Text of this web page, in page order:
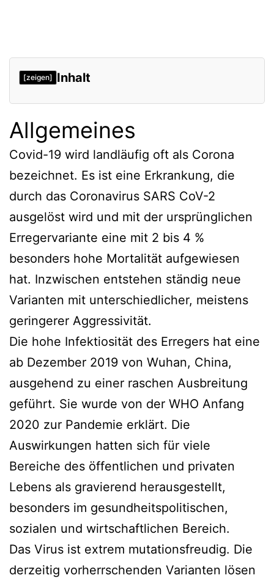
[zeigen] Inhalt
Allgemeines
Covid-19 wird landläufig oft als Corona
bezeichnet. Es ist eine Erkrankung, die
durch das Coronavirus SARS CoV-2
ausgelöst wird und mit der ursprünglichen
Erregervariante eine mit 2 bis 4 %
besonders hohe Mortalität aufgewiesen
hat. Inzwischen entstehen ständig neue
Varianten mit unterschiedlicher, meistens
geringerer Aggressivität.
Die hohe Infektiosität des Erregers hat eine
ab Dezember 2019 von Wuhan, China,
ausgehend zu einer raschen Ausbreitung
geführt. Sie wurde von der WHO Anfang
2020 zur Pandemie erklärt. Die
Auswirkungen hatten sich für viele
Bereiche des öffentlichen und privaten
Lebens als gravierend herausgestellt,
besonders im gesundheitspolitischen,
sozialen und wirtschaftlichen Bereich.
Das Virus ist extrem mutationsfreudig. Die
derzeitig vorherrschenden Varianten lösen